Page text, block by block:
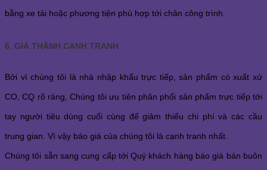
bằng xe tải hoặc phương tiện phù hợp tới chân công trình.
6. GIÁ THÀNH CẠNH TRANH
Bởi vì chúng tôi là nhà nhập khẩu trực tiếp, sản phẩm có xuất xứ
CO, CQ rõ ràng, Chúng tôi ưu tiên phân phối sản phẩm trực tiếp tới
tay người tiêu dùng cuối cùng để giảm thiểu chi phí và các cầu
trung gian. Vì vậy báo giá của chúng tôi là cạnh tranh nhất.
Chúng tôi sẵn sang cung cấp tới Quý khách hàng báo giá bán buôn